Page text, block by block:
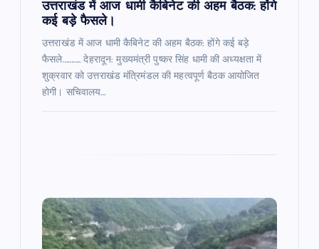
उत्तराखंड में आज धामी कैबिनेट की अहम बैठक: होंगे
कई बड़े फैसले।
उत्तराखंड में आज धामी कैबिनेट की अहम बैठक: होंगे कई बड़े
फैसले……….. देहरादून: मुख्यमंत्री पुष्कर सिंह धामी की अध्यक्षता में
शुक्रवार को उत्तराखंड मंत्रिमंडल की महत्वपूर्ण बैठक आयोजित
होगी। सचिवालय…